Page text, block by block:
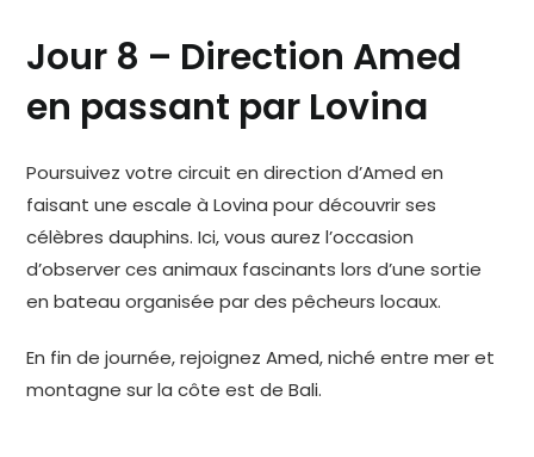
Jour 8 – Direction Amed
en passant par Lovina
Poursuivez votre circuit en direction d’Amed en
faisant une escale à Lovina pour découvrir ses
célèbres dauphins. Ici, vous aurez l’occasion
d’observer ces animaux fascinants lors d’une sortie
en bateau organisée par des pêcheurs locaux.
En fin de journée, rejoignez Amed, niché entre mer et
montagne sur la côte est de Bali.